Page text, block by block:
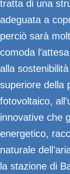
tratta di una
adeguata a
perciò sarà
comoda
alla
superiore della
fotovoltaico,
innovative che
energetico,
naturale
la stazione di